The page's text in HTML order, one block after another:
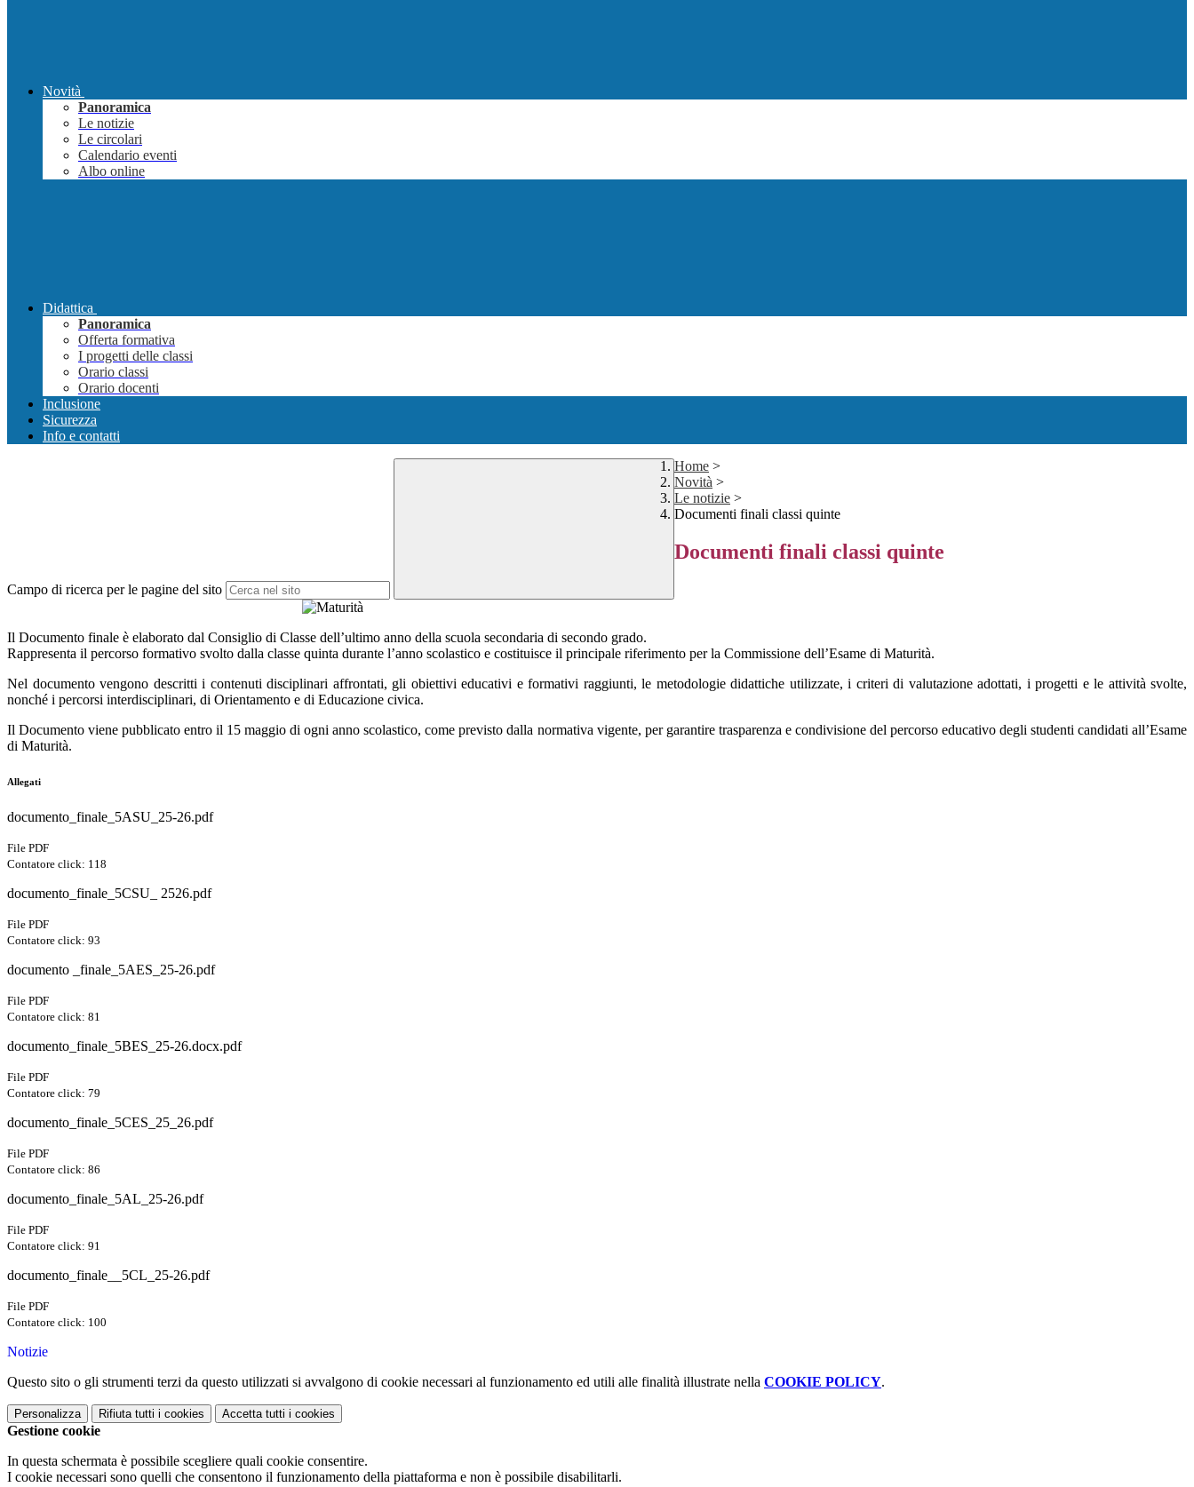
Novità
Panoramica
Le notizie
Le circolari
Calendario eventi
Albo online
Didattica
Panoramica
Offerta formativa
I progetti delle classi
Orario classi
Orario docenti
Inclusione
Sicurezza
Info e contatti
Campo di ricerca per le pagine del sito
Home >
Novità >
Le notizie >
Documenti finali classi quinte
Documenti finali classi quinte
Il Documento finale è elaborato dal Consiglio di Classe dell’ultimo anno della scuola secondaria di secondo grado.
Rappresenta il percorso formativo svolto dalla classe quinta durante l’anno scolastico e costituisce il principale riferimento per la Commissione dell’Esame di Maturità.
Nel documento vengono descritti i contenuti disciplinari affrontati, gli obiettivi educativi e formativi raggiunti, le metodologie didattiche utilizzate, i criteri di valutazione adottati, i progetti e le attività svolte,
nonché i percorsi interdisciplinari, di Orientamento e di Educazione civica.
Il Documento viene pubblicato entro il 15 maggio di ogni anno scolastico, come previsto dalla normativa vigente, per garantire trasparenza e condivisione del percorso educativo degli studenti candidati all’Esame
di Maturità.
Allegati
documento_finale_5ASU_25-26.pdf
File PDF
Contatore click: 118
documento_finale_5CSU_ 2526.pdf
File PDF
Contatore click: 93
documento _finale_5AES_25-26.pdf
File PDF
Contatore click: 81
documento_finale_5BES_25-26.docx.pdf
File PDF
Contatore click: 79
documento_finale_5CES_25_26.pdf
File PDF
Contatore click: 86
documento_finale_5AL_25-26.pdf
File PDF
Contatore click: 91
documento_finale__5CL_25-26.pdf
File PDF
Contatore click: 100
Notizie
Questo sito o gli strumenti terzi da questo utilizzati si avvalgono di cookie necessari al funzionamento ed utili alle finalità illustrate nella COOKIE POLICY.
Personalizza Rifiuta tutti i cookies Accetta tutti i cookies
Gestione cookie
In questa schermata è possibile scegliere quali cookie consentire.
I cookie necessari sono quelli che consentono il funzionamento della piattaforma e non è possibile disabilitarli.